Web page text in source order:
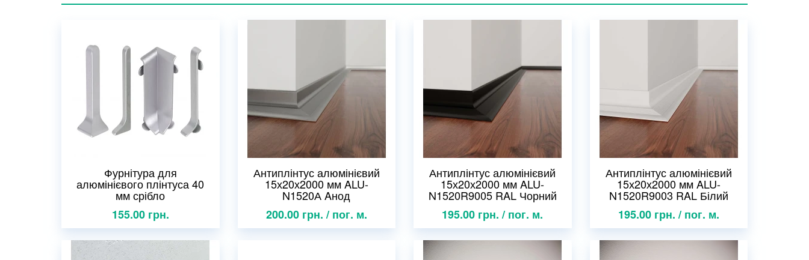
Фурнітура для
алюмінієвого плінтуса 40
мм срібло
155.00 грн.
Антиплінтус алюмінієвий
15х20х2000 мм ALU-
N1520А Aнод
200.00 грн. / пог. м.
Антиплінтус алюмінієвий
15х20х2000 мм ALU-
N1520R9005 RAL Чорний
195.00 грн. / пог. м.
Антиплінтус алюмінієвий
15х20х2000 мм ALU-
N1520R9003 RAL Білий
195.00 грн. / пог. м.